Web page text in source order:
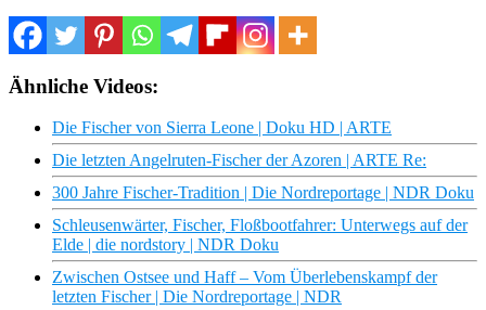
Ähnliche Videos:
Die Fischer von Sierra Leone | Doku HD | ARTE
Die letzten Angelruten-Fischer der Azoren | ARTE Re:
300 Jahre Fischer-Tradition | Die Nordreportage | NDR Doku
Schleusenwärter, Fischer, Floßbootfahrer: Unterwegs auf der
Elde | die nordstory | NDR Doku
Zwischen Ostsee und Haff – Vom Überlebenskampf der
letzten Fischer | Die Nordreportage | NDR